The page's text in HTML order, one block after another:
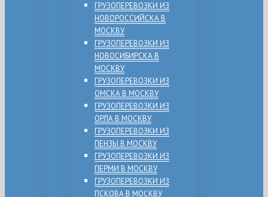
ГРУЗОПЕРЕВОЗКИ ИЗ
НОВОРОССИЙСКА В
МОСКВУ
ГРУЗОПЕРЕВОЗКИ ИЗ
НОВОСИБИРСКА В
МОСКВУ
ГРУЗОПЕРЕВОЗКИ ИЗ
ОМСКА В МОСКВУ
ГРУЗОПЕРЕВОЗКИ ИЗ
ОРЛА В МОСКВУ
ГРУЗОПЕРЕВОЗКИ ИЗ
ПЕНЗЫ В МОСКВУ
ГРУЗОПЕРЕВОЗКИ ИЗ
ПЕРМИ В МОСКВУ
ГРУЗОПЕРЕВОЗКИ ИЗ
ПСКОВА В МОСКВУ